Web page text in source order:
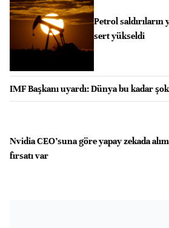
Petrol saldırıların
sert yükseldi
IMF Başkanı uyardı: Dünya bu kadar
Nvidia CEO’suna göre yapay zekada alım
fırsatı var